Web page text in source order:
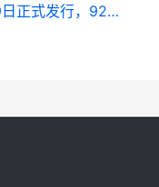
《极点竞速：地平线6》5月19日正式发行，92分神作开始东京竞速盛宴 竞速屏和极点屏哪个好